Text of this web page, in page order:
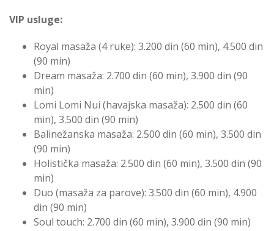
VIP usluge:
Royal masaža (4 ruke): 3.200 din (60 min), 4.500 din
(90 min)
Dream masaža: 2.700 din (60 min), 3.900 din (90
min)
Lomi Lomi Nui (havajska masaža): 2.500 din (60
min), 3.500 din (90 min)
Balinežanska masaža: 2.500 din (60 min), 3.500 din
(90 min)
Holistička masaža: 2.500 din (60 min), 3.500 din (90
min)
Duo (masaža za parove): 3.500 din (60 min), 4.900
din (90 min)
Soul touch: 2.700 din (60 min), 3.900 din (90 min)